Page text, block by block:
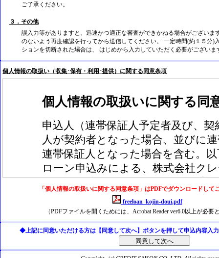
ご了承ください。
３．その他
誤入力等がありますと、迅速かつ適正な審査ができかねる場合がございま
のないよう再度確認を行ってから送信してください。 一定時間(約１５分)
ションを切断された場合は、 はじめから入力していただく必要がございま
個人情報の取扱い（収集･保有・利用･提供）に関する同意条項
「個人情報の取扱いに関する同意条項」はPDFでダウンロードして
freeloan_kojin-doui.pdf
（PDFファイルを開くためには、Acrobat Reader ver6.0以上が必要
◆上記に同意いただける方は【同意して次へ】ボタンを押して申込内容入